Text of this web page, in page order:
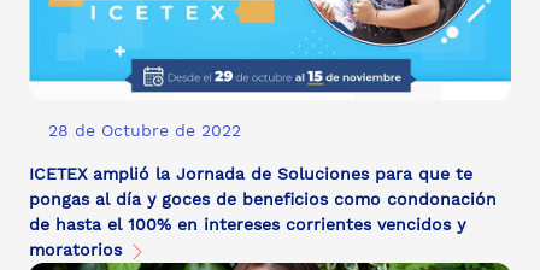
28 de Octubre de 2022
ICETEX amplió la Jornada de Soluciones para que te
pongas al día y goces de beneficios como condonación
de hasta el 100% en intereses corrientes vencidos y
moratorios